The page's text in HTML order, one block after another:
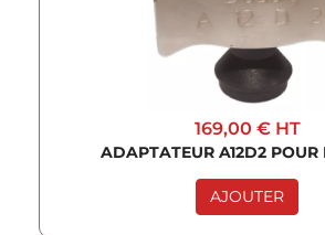
169,00 € HT
ADAPTATEUR A12D2 POUR
AJOUTER